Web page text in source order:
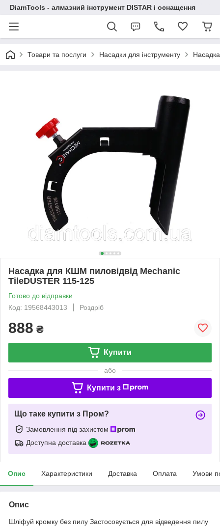
DiamTools - алмазний інструмент DISTAR і оснащення
Товари та послуги Насадки для інструменту
Насадка для КШМ пиловідвід Mechanic
TileDUSTER 115-125
Готово до відправки
Код: 19568443013
Роздріб
888 ₴
Купити
або
Купити з
Що таке купити з Пром?
Замовлення під захистом
Доступна доставка
Опис Характеристики Доставка Оплата Умови
Опис
Шліфуй кромку без пилу Застосовується для відведення пилу